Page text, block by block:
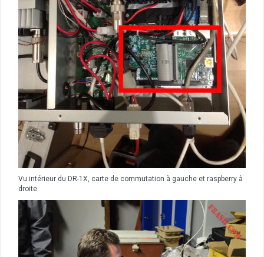
Vu intérieur du DR-1X, carte de commutation à gauche et raspberry à
droite.